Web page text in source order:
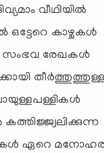
വീഥിയില്‍
കാഴ്ചകള്‍
സംഭവ രേഖകള്‍
തീര്‍ത്തുത്തുള്ള
ഏറെ